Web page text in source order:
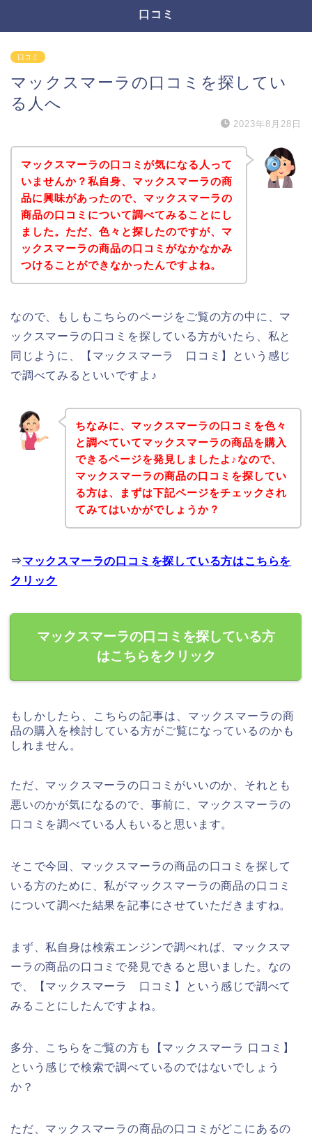
口コミ
口コミ
マックスマーラの口コミを探してい
る人へ
2023年8月28日
マックスマーラの口コミが気になる人って
いませんか？私自身、マックスマーラの商
品に興味があったので、マックスマーラの
商品の口コミについて調べてみることにし
ました。ただ、色々と探したのですが、マ
ックスマーラの商品の口コミがなかなかみ
つけることができなかったんですよね。
なので、もしもこちらのページをご覧の方の中に、マ
ックスマーラの口コミを探している方がいたら、私と
同じように、【マックスマーラ 口コミ】という感じ
で調べてみるといいですよ♪
ちなみに、マックスマーラの口コミを色々
と調べていてマックスマーラの商品を購入
できるページを発見しましたよ♪なので、
マックスマーラの商品の口コミを探してい
る方は、まずは下記ページをチェックされ
てみてはいかがでしょうか？
⇒マックスマーラの口コミを探している方はこちらを
クリック
マックスマーラの口コミを探している方
はこちらをクリック
もしかしたら、こちらの記事は、マックスマーラの商
品の購入を検討している方がご覧になっているのかも
しれません。
ただ、マックスマーラの口コミがいいのか、それとも
悪いのかが気になるので、事前に、マックスマーラの
口コミを調べている人もいると思います。
そこで今回、マックスマーラの商品の口コミを探して
いる方のために、私がマックスマーラの商品の口コミ
について調べた結果を記事にさせていただきますね。
まず、私自身は検索エンジンで調べれば、マックスマ
ーラの商品の口コミで発見できると思いました。なの
で、【マックスマーラ 口コミ】という感じで調べて
みることにしたんですよね。
多分、こちらをご覧の方も【マックスマーラ 口コミ】
という感じで検索で調べているのではないでしょう
か？
ただ、マックスマーラの商品の口コミがどこにあるの